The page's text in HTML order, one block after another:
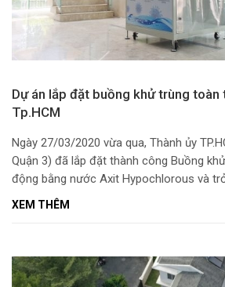
Dự án lắp đặt buồng khử trùng toàn
Tp.HCM
Ngày 27/03/2020 vừa qua, Thành ủy
Quận 3) đã lắp đặt thành công Buồng
động bằng nước Axit Hypochlorous và
những đơn vị tiên phong tại TP.HCM sử
XEM THÊM